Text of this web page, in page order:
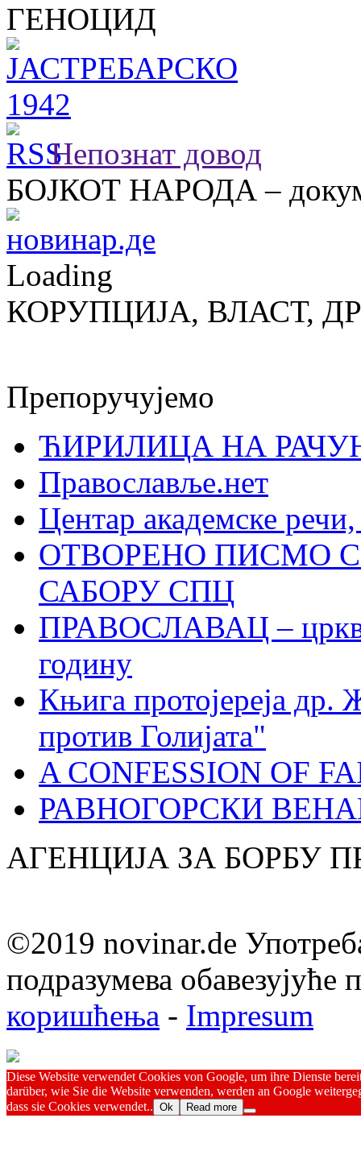
ГЕНОЦИД
Непознат довод
БОЈКОТ НАРОДА –
Loading
КОРУПЦИЈА, ВЛАСТ,
Препоручујемо
ЋИРИЛИЦА НА
Православље.нет
Центар академске
ОТВОРЕНО ПИСМО
САБОРУ СПЦ
ПРАВОСЛАВАЦ –
годину
Књига протојереја др.
против Голијата"
A CONFESSION OF
РАВНОГОРСКИ
АГЕНЦИЈА ЗА БОРБУ
©2019 novinar.de
подразумева обавезујуће
коришћења - Impresum
Diese Website verwendet Cookies von Google, um ihre Dienste
darüber, wie Sie die Website verwenden, werden an Google
dass sie Cookies verwendet.. Ok Read more